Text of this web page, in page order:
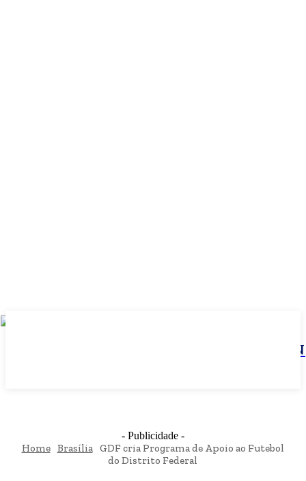
JBN
- Publicidade -
Home Brasília GDF cria Programa de Apoio ao Futebol
do Distrito Federal